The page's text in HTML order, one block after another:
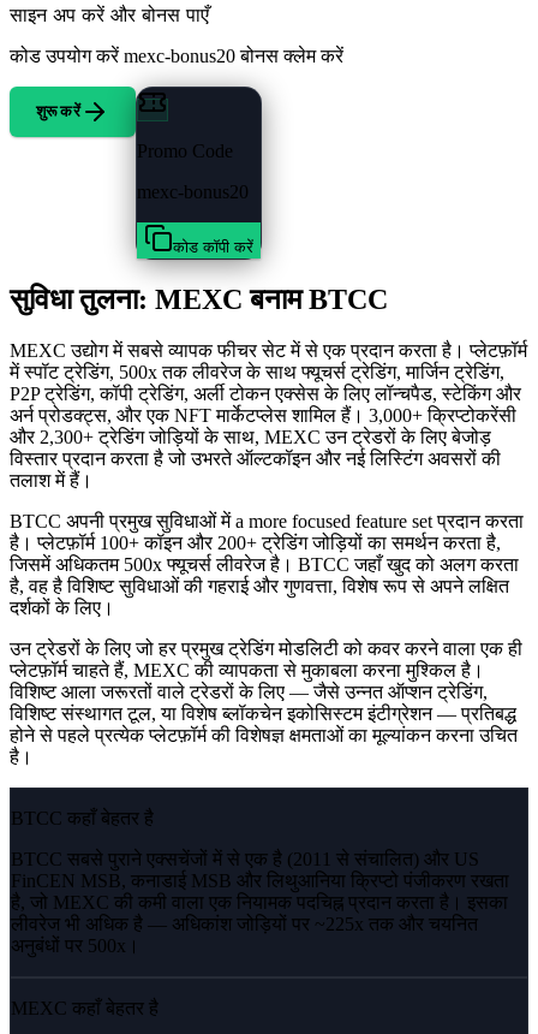
साइन अप करें और बोनस पाएँ
कोड उपयोग करें mexc-bonus20 बोनस क्लेम करें
शुरू करें
Promo Code
mexc-bonus20
कोड कॉपी करें
सुविधा तुलना: MEXC बनाम BTCC
MEXC उद्योग में सबसे व्यापक फीचर सेट में से एक प्रदान करता है। प्लेटफ़ॉर्म
में स्पॉट ट्रेडिंग, 500x तक लीवरेज के साथ फ्यूचर्स ट्रेडिंग, मार्जिन ट्रेडिंग,
P2P ट्रेडिंग, कॉपी ट्रेडिंग, अर्ली टोकन एक्सेस के लिए लॉन्चपैड, स्टेकिंग और
अर्न प्रोडक्ट्स, और एक NFT मार्केटप्लेस शामिल हैं। 3,000+ क्रिप्टोकरेंसी
और 2,300+ ट्रेडिंग जोड़ियों के साथ, MEXC उन ट्रेडरों के लिए बेजोड़
विस्तार प्रदान करता है जो उभरते ऑल्टकॉइन और नई लिस्टिंग अवसरों की
तलाश में हैं।
BTCC अपनी प्रमुख सुविधाओं में a more focused feature set प्रदान करता
है। प्लेटफ़ॉर्म 100+ कॉइन और 200+ ट्रेडिंग जोड़ियों का समर्थन करता है,
जिसमें अधिकतम 500x फ्यूचर्स लीवरेज है। BTCC जहाँ खुद को अलग करता
है, वह है विशिष्ट सुविधाओं की गहराई और गुणवत्ता, विशेष रूप से अपने लक्षित
दर्शकों के लिए।
उन ट्रेडरों के लिए जो हर प्रमुख ट्रेडिंग मोडलिटी को कवर करने वाला एक ही
प्लेटफ़ॉर्म चाहते हैं, MEXC की व्यापकता से मुकाबला करना मुश्किल है।
विशिष्ट आला जरूरतों वाले ट्रेडरों के लिए — जैसे उन्नत ऑप्शन ट्रेडिंग,
विशिष्ट संस्थागत टूल, या विशेष ब्लॉकचेन इकोसिस्टम इंटीग्रेशन — प्रतिबद्ध
होने से पहले प्रत्येक प्लेटफ़ॉर्म की विशेषज्ञ क्षमताओं का मूल्यांकन करना उचित
है।
BTCC कहाँ बेहतर है
BTCC सबसे पुराने एक्सचेंजों में से एक है (2011 से संचालित) और US
FinCEN MSB, कनाडाई MSB और लिथुआनिया क्रिप्टो पंजीकरण रखता
है, जो MEXC की कमी वाला एक नियामक पदचिह्न प्रदान करता है। इसका
लीवरेज भी अधिक है — अधिकांश जोड़ियों पर ~225x तक और चयनित
अनुबंधों पर 500x।
MEXC कहाँ बेहतर है